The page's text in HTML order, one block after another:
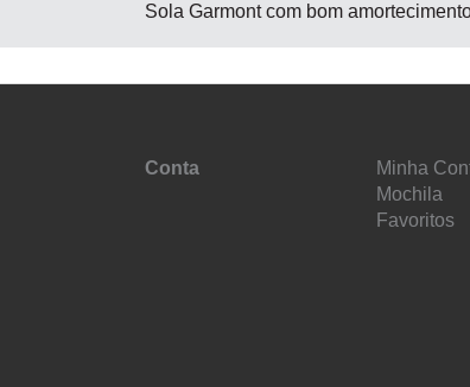
Sola Garmont com bom
Conta
Minha
Mochila
Favoritos